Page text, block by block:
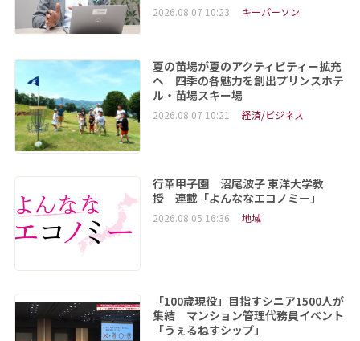
2026.08.07 10:23 キーパーソン
夏の苗場が夏のアクティビティー拡充
へ 四季の各魅力を創出プリンスホテ
ル・苗場スキー場
2026.08.07 10:21 経済/ビジネス
行革甲子園 沼尾波子 東洋大学教
授 連載「よんななエコノミー」
2026.08.05 16:36 地域
「100歳現役」目指すシニア1500人が
集結 マンション管理代務員イベント
「うぇるねすシップ」